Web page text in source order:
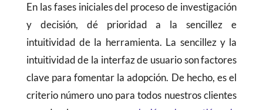
En las fases iniciales del proceso de investigación
y decisión, dé prioridad a la sencillez e
intuitividad de la herramienta. La sencillez y la
intuitividad de la interfaz de usuario son factores
clave para fomentar la adopción. De hecho, es el
criterio número uno para todos nuestros clientes